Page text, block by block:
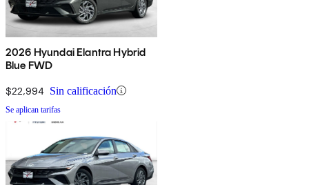
2026 Hyundai Elantra Hybrid
Blue FWD
$22,994 Sin calificación
Se aplican tarifas